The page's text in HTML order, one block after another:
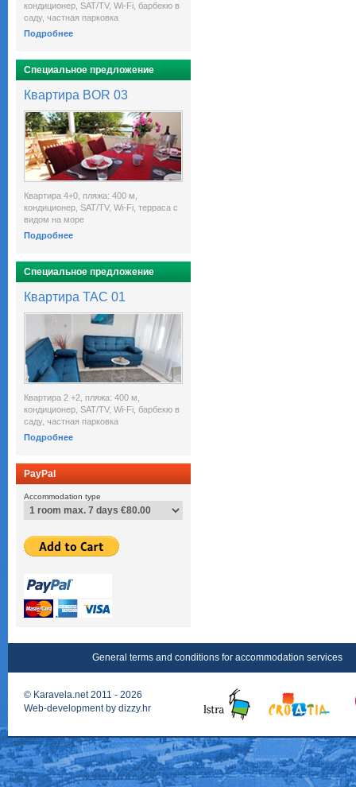
кондиционер, SAT/TV, Wi-Fi, барбекю в
саду, частная парковка
Подробнее
Специальное предложение
Квартира BOR 03
Квартира 4+0, пляжа: 400 м,
кондиционер, SAT/TV, Wi-Fi, терраса с
видом на море
Подробнее
Специальное предложение
Квартира TAC 01
Квартира 2 +2, пляжа: 400 м,
кондиционер, SAT/TV, Wi-Fi, барбекю в
саду, частная парковка
Подробнее
PayPal
Accommodation type
General terms and conditions for accommodation services
© Karavela.net2011 - 2026
Web-development by dizzy.hr